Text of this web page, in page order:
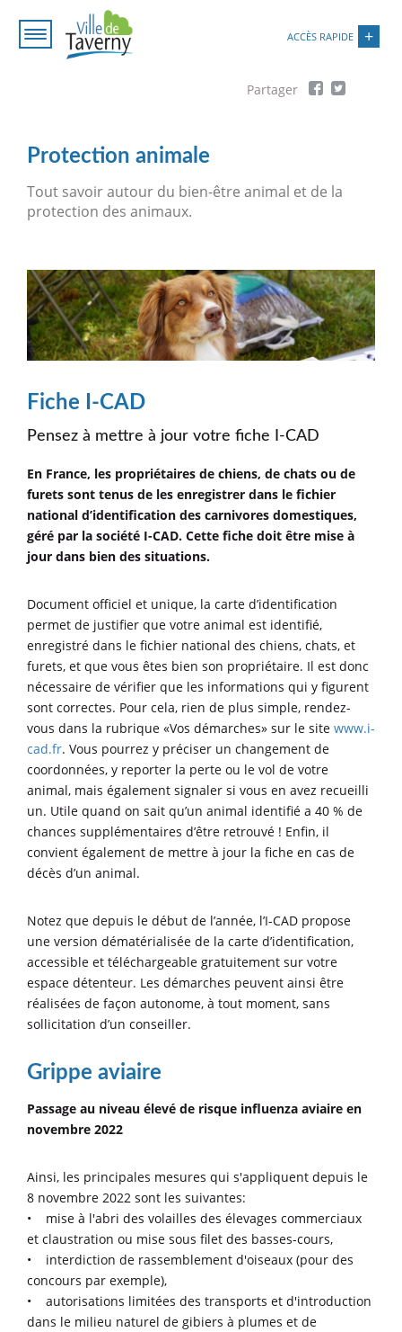
contenu
ACCÈS RAPIDE
Protection animale
Tout savoir autour du bien-être animal et de la
protection des animaux.
Fiche I-CAD
Pensez à mettre à jour votre fiche I-CAD
En France, les propriétaires de chiens, de chats ou de
furets sont tenus de les enregistrer dans le fichier
national d’identification des carnivores domestiques,
géré par la société I-CAD. Cette fiche doit être mise à
jour dans bien des situations.
Document officiel et unique, la carte d’identification
permet de justifier que votre animal est identifié,
enregistré dans le fichier national des chiens, chats, et
furets, et que vous êtes bien son propriétaire. Il est donc
nécessaire de vérifier que les informations qui y figurent
sont correctes. Pour cela, rien de plus simple, rendez-
vous dans la rubrique «Vos démarches» sur le site www.i-
cad.fr. Vous pourrez y préciser un changement de
coordonnées, y reporter la perte ou le vol de votre
animal, mais également signaler si vous en avez recueilli
un. Utile quand on sait qu’un animal identifié a 40 % de
chances supplémentaires d’être retrouvé ! Enfin, il
convient également de mettre à jour la fiche en cas de
décès d’un animal.
Notez que depuis le début de l’année, l’I-CAD propose
une version dématérialisée de la carte d’identification,
accessible et téléchargeable gratuitement sur votre
espace détenteur. Les démarches peuvent ainsi être
réalisées de façon autonome, à tout moment, sans
sollicitation d’un conseiller.
Grippe aviaire
Passage au niveau élevé de risque influenza aviaire en
novembre 2022
Ainsi, les principales mesures qui s'appliquent depuis le
8 novembre 2022 sont les suivantes:
• mise à l'abri des volailles des élevages commerciaux
et claustration ou mise sous filet des basses-cours,
• interdiction de rassemblement d'oiseaux (pour des
concours par exemple),
• autorisations limitées des transports et d'introduction
dans le milieu naturel de gibiers à plumes et de
Paramétrer les cookies